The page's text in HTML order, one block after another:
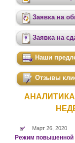
Заявка на
Заявка на
Наши
Отзывы
Март 26, 2020
Режим повышенной